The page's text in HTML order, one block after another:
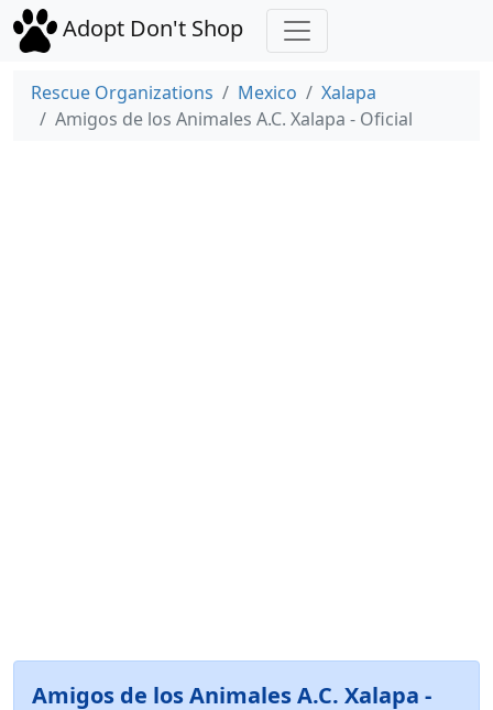
Adopt Don't Shop
Rescue Organizations Mexico
Xalapa
Amigos de los Animales A.C. Xalapa - Oficial
Amigos de los Animales A.C. Xalapa -